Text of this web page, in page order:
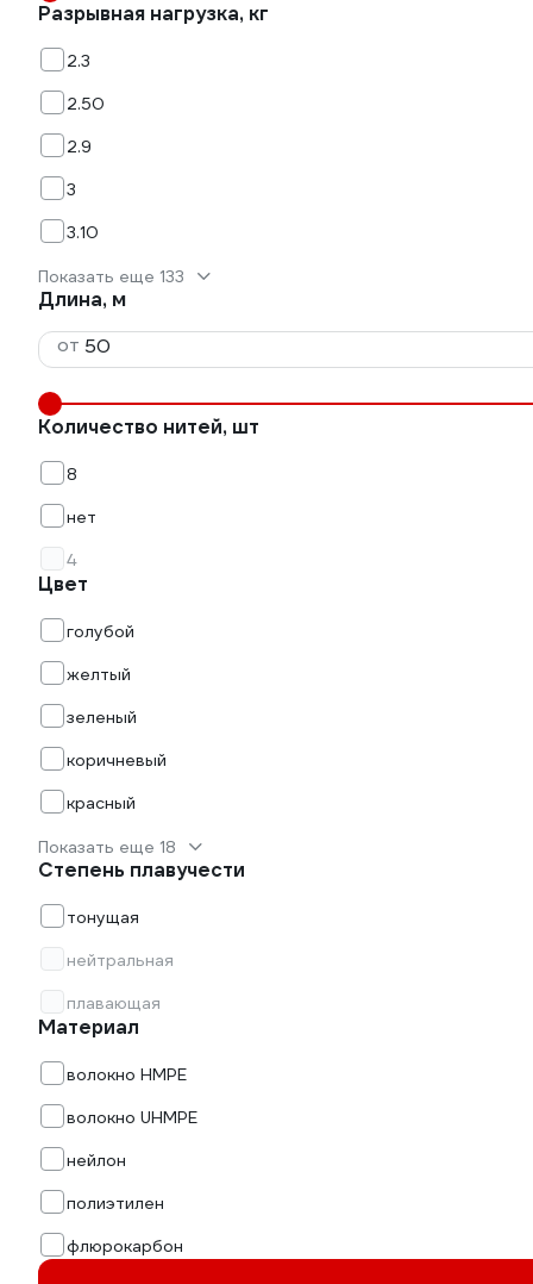
Разрывная нагрузка, кг
2.3
2.50
2.9
3
3.10
Показать еще 133
Длина, м
от
Количество нитей, шт
8
нет
4
Цвет
голубой
желтый
зеленый
коричневый
красный
Показать еще 18
Степень плавучести
тонущая
нейтральная
плавающая
Материал
волокно HMPE
волокно UHMPE
нейлон
полиэтилен
флюрокарбон